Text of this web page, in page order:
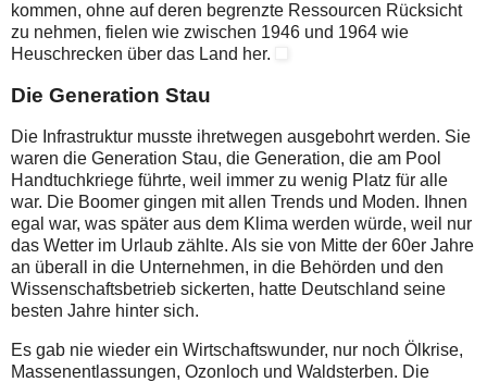
kommen, ohne auf deren begrenzte Ressourcen Rücksicht
zu nehmen, fielen wie zwischen 1946 und 1964 wie
Heuschrecken über das Land her.
Die Generation Stau
Die Infrastruktur musste ihretwegen ausgebohrt werden. Sie
waren die Generation Stau, die Generation, die am Pool
Handtuchkriege führte, weil immer zu wenig Platz für alle
war. Die Boomer gingen mit allen Trends und Moden. Ihnen
egal war, was später aus dem Klima werden würde, weil nur
das Wetter im Urlaub zählte. Als sie von Mitte der 60er Jahre
an überall in die Unternehmen, in die Behörden und den
Wissenschaftsbetrieb sickerten, hatte Deutschland seine
besten Jahre hinter sich.
Es gab nie wieder ein Wirtschaftswunder, nur noch Ölkrise,
Massenentlassungen, Ozonloch und Waldsterben. Die